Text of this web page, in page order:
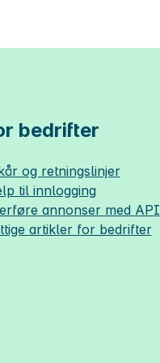
bedrifter
og retningslinjer
til innlogging
annonser med API
artikler for bedrifter